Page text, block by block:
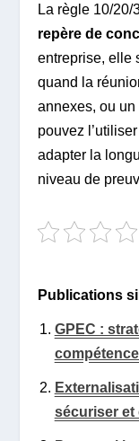
La règle 10/20/
repère de
entreprise, elle
quand la
annexes, ou
pouvez
adapter la
niveau de
Publications
GPEC :
sécuriser et